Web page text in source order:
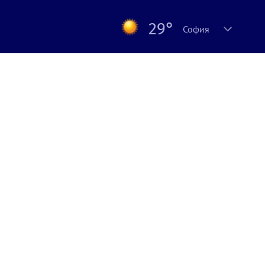
29° София